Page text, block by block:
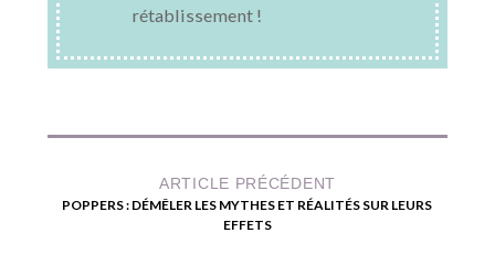
rétablissement !
ARTICLE PRÉCÉDENT
POPPERS : DÉMÊLER LES MYTHES ET RÉALITÉS SUR LEURS
EFFETS